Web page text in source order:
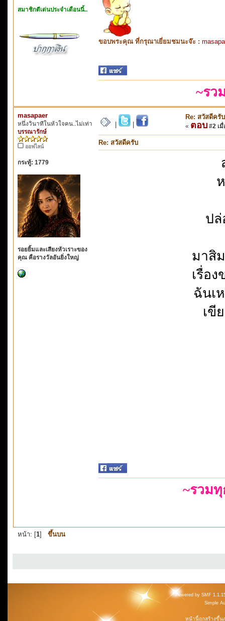
สมาชิกดีเด่นประจำเดือนนี้..
ขอบพระคุณ ที่กรุณาเยี่ยมชมนะจ๊ะ :
~รว
masapaer
หนึ่งวินาทีในหัวใจคน..ไม่เท่า
บรรณารักษ์
ออฟไลน์
กระทู้: 1779
รอยยิ้มและเสียงหัวเราะของ
คุณ คือรางวัลอันยิ่งใหญ่
Re: สวัสดีครับ
« ตอบ #2 เมื่
Re: สวัสดีครับ
ปล่
มาสิ
เรื่อ
ฉันเ
เขี
~รวม
หน้า: [1] ขึ้นบน
Powered by SMF
Simple
หน้านี้ถูกสร้างขึ้น